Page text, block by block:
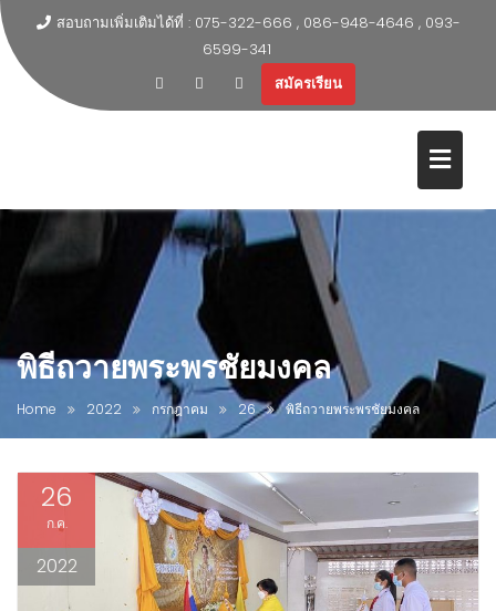
สอบถามเพิ่มเติมได้ที่ : 075-322-666 , 086-948-4646 , 093-
6599-341
สมัครเรียน
พิธีถวายพระพรชัยมงคล
Home 2022 กรกฎาคม 26 พิธีถวายพระพรชัยมงคล
26
ก.ค.
2022